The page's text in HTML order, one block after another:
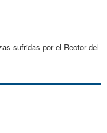
sufridas por el Rector del